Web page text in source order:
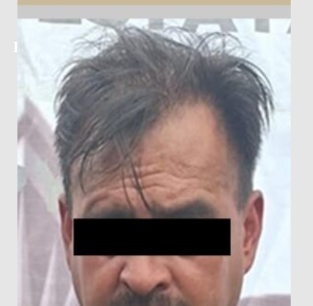
VÍNCULOS ANIMALES